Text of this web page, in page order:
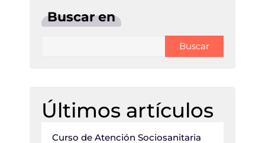
Buscar en
Buscar
Últimos artículos
Curso de Atención Sociosanitaria